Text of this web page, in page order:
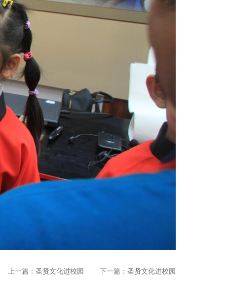
上一篇： 圣贤文化进校园 下一篇： 圣贤文化进校园